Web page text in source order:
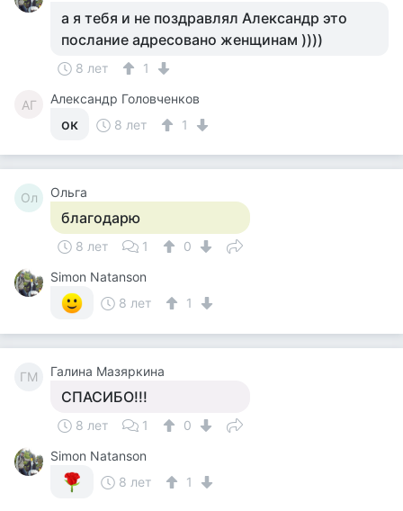
а я тебя и не поздравлял Александр это
послание адресовано женщинам ))))
8 лет 1
АГ Александр Головченков
ок 8 лет 1
Ол Ольга
благодарю
8 лет 1
0
Simon Natanson
8 лет
1
ГМ Галина Мазяркина
СПАСИБО!!!
8 лет 1
0
Simon Natanson
8 лет
1